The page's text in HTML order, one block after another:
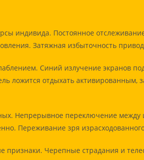
индивида. Постоянное
Затяжная избыточность
Синий излучение экранов
ложится отдыхать активированным,
Непрерывное переключение
Переживание зря
признаки. Черепные страдания и